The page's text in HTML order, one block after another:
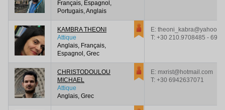
Français, Espagnol,
Portugais, Anglais
KAMBRA THEONI
Attique
Anglais, Français,
Espagnol, Grec
E: theoni_kabra@yahoo.gr
T: +30 210.9708485 -
CHRISTODOULOU
MICHAEL
Attique
Anglais, Grec
E: mxrist@hotmail.com
T: +30 6942637071